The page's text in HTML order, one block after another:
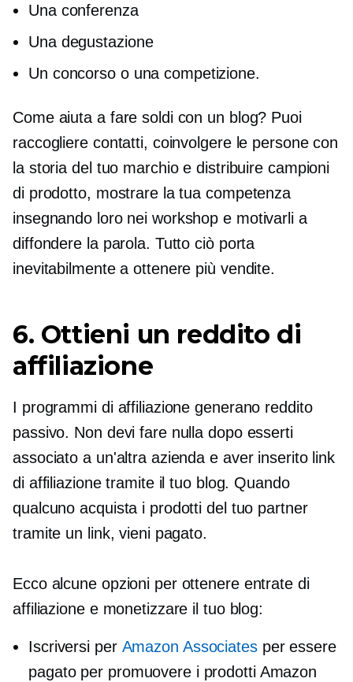
Una conferenza
Una degustazione
Un concorso o una competizione.
Come aiuta a fare soldi con un blog? Puoi
raccogliere contatti, coinvolgere le persone con
la storia del tuo marchio e distribuire campioni
di prodotto, mostrare la tua competenza
insegnando loro nei workshop e motivarli a
diffondere la parola. Tutto ciò porta
inevitabilmente a ottenere più vendite.
6. Ottieni un reddito di
affiliazione
I programmi di affiliazione generano reddito
passivo. Non devi fare nulla dopo esserti
associato a un'altra azienda e aver inserito link
di affiliazione tramite il tuo blog. Quando
qualcuno acquista i prodotti del tuo partner
tramite un link, vieni pagato.
Ecco alcune opzioni per ottenere entrate di
affiliazione e monetizzare il tuo blog:
Iscriversi per Amazon Associatesper essere
pagato per promuovere i prodotti Amazon